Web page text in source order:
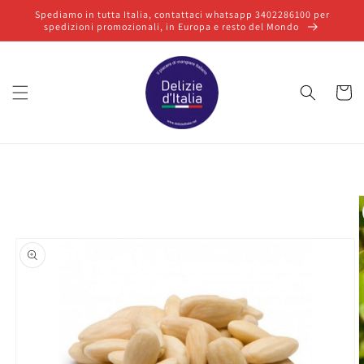
direttamente
ai contenuti
Spediamo in tutta Italia, contattaci whatsapp 3402286100 per
spedizioni promozionali, in Europa e resto del Mondo
Carrello